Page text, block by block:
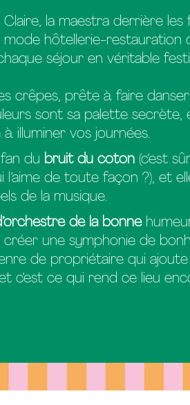
la maestra derrière les
mode hôtellerie-restauration
séjour en véritable
crêpes, prête à faire
sont sa palette secrète,
illuminer vos journées.
du bruit du coton (c’est
l’aime de toute façon ?), et
de la musique.
de la bonne
une symphonie de
de propriétaire qui
c’est ce qui rend ce lieu